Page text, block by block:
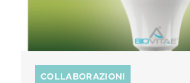
COLLABORAZIONI